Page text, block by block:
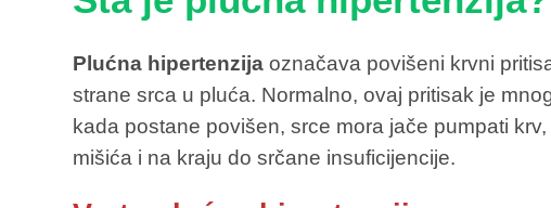
Plućna hipertenzija označava povišeni krvni
strane srca u pluća. Normalno, ovaj pritisak je
kada postane povišen, srce mora jače pumpati
mišića i na kraju do srčane insuficijencije.